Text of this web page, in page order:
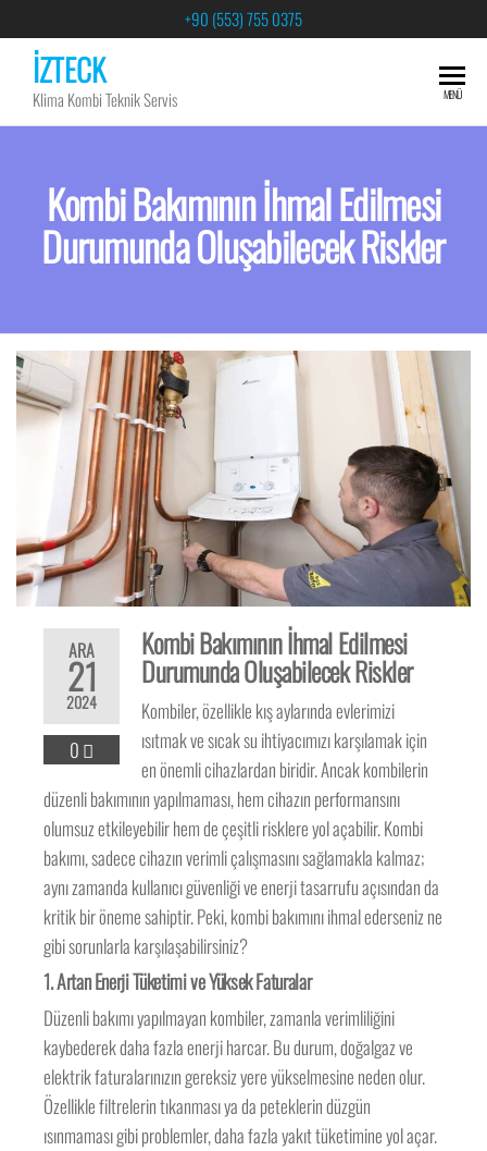
+90 (553) 755 0375
İZTECK
Klima Kombi Teknik Servis MENÜ
Kombi Bakımının İhmal Edilmesi
Durumunda Oluşabilecek Riskler
ARA
21
2024
0
Kombi Bakımının İhmal Edilmesi
Durumunda Oluşabilecek Riskler
Kombiler, özellikle kış aylarında evlerimizi
ısıtmak ve sıcak su ihtiyacımızı karşılamak için
en önemli cihazlardan biridir. Ancak kombilerin
düzenli bakımının yapılmaması, hem cihazın performansını
olumsuz etkileyebilir hem de çeşitli risklere yol açabilir. Kombi
bakımı, sadece cihazın verimli çalışmasını sağlamakla kalmaz;
aynı zamanda kullanıcı güvenliği ve enerji tasarrufu açısından da
kritik bir öneme sahiptir. Peki, kombi bakımını ihmal ederseniz ne
gibi sorunlarla karşılaşabilirsiniz?
1.Artan Enerji Tüketimi ve Yüksek Faturalar
Düzenli bakımı yapılmayan kombiler, zamanla verimliliğini
kaybederek daha fazla enerji harcar. Bu durum, doğalgaz ve
elektrik faturalarınızın gereksiz yere yükselmesine neden olur.
Özellikle filtrelerin tıkanması ya da peteklerin düzgün
ısınmaması gibi problemler, daha fazla yakıt tüketimine yol açar.